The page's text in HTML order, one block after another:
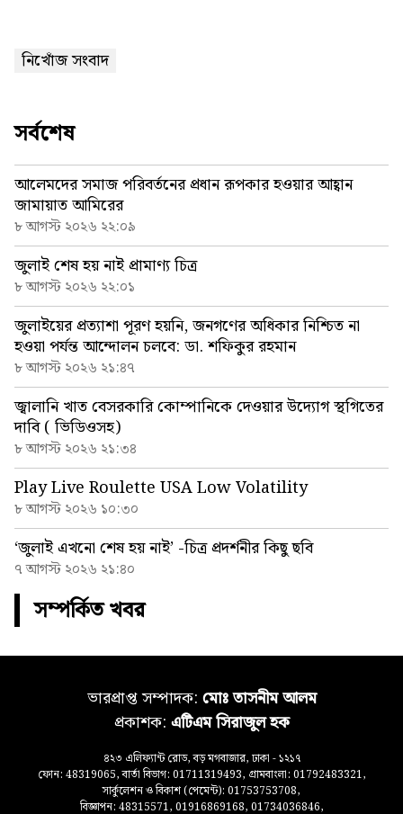
নিখোঁজ সংবাদ
সর্বশেষ
আলেমদের সমাজ পরিবর্তনের প্রধান রূপকার হওয়ার আহ্বান
জামায়াত আমিরের
৮ আগস্ট ২০২৬ ২২:০৯
জুলাই শেষ হয় নাই প্রামাণ্য চিত্র
৮ আগস্ট ২০২৬ ২২:০১
জুলাইয়ের প্রত্যাশা পূরণ হয়নি, জনগণের অধিকার নিশ্চিত না
হওয়া পর্যন্ত আন্দোলন চলবে: ডা. শফিকুর রহমান
৮ আগস্ট ২০২৬ ২১:৪৭
জ্বালানি খাত বেসরকারি কোম্পানিকে দেওয়ার উদ্যোগ স্থগিতের
দাবি ( ভিডিওসহ)
৮ আগস্ট ২০২৬ ২১:৩৪
Play Live Roulette USA Low Volatility
৮ আগস্ট ২০২৬ ১০:৩০
‘জুলাই এখনো শেষ হয় নাই’ -চিত্র প্রদর্শনীর কিছু ছবি
৭ আগস্ট ২০২৬ ২১:৪০
সম্পর্কিত খবর
ভারপ্রাপ্ত সম্পাদক: মোঃ তাসনীম আলম
প্রকাশক: এটিএম সিরাজুল হক
৪২৩ এলিফ্যান্ট রোড, বড় মগবাজার, ঢাকা - ১২১৭
ফোন: 48319065, বার্তা বিভাগ: 01711319493, গ্রামবাংলা: 01792483321,
সার্কুলেশন ও বিকাশ (পেমেন্ট): 01753753708,
বিজ্ঞাপন: 48315571, 01916869168, 01734036846,